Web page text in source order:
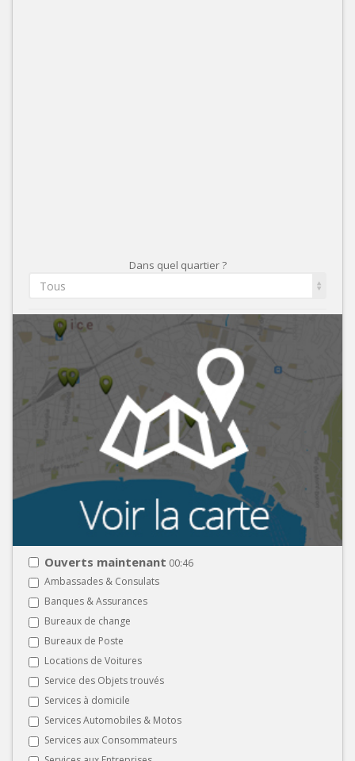
Dans quel quartier ?
Tous
Ouverts maintenant 00:46
Ambassades & Consulats
Banques & Assurances
Bureaux de change
Bureaux de Poste
Locations de Voitures
Service des Objets trouvés
Services à domicile
Services Automobiles & Motos
Services aux Consommateurs